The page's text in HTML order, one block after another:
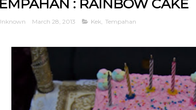
: RAINBOW CAKE
March 28, 2013 Kek Tempahan